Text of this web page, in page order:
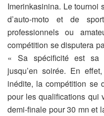
Imerinkasinina. Le tournoi
d’auto-moto et de
professionnels ou
compétition se disputera
« Sa spécificité est sa
jusqu’en soirée. En
inédite, la compétition se
pour les qualifications qui
demi-finale pour 30 mn et